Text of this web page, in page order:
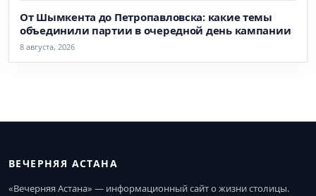
От Шымкента до Петропавловска: какие темы
объединили партии в очередной день кампании
8 августа, 2026
ВЕЧЕРНЯЯ АСТАНА
«Вечерняя Астана» — информационный сайт о жизни столицы.